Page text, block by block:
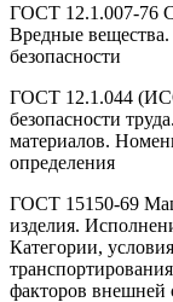
ГОСТ 12.1.007-76
Вредные
безопасности
ГОСТ 12.1.044
безопасности
материалов.
определения
ГОСТ 15150-69
изделия.
Категории,
факторов внешней